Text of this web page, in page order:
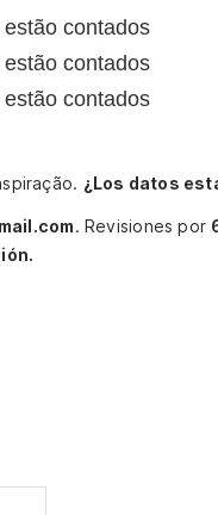
contados
contados
contados
¿Los datos
.Revisiones por